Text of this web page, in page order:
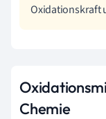
Oxidationskraft
Chemie